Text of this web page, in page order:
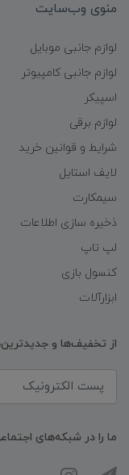
منوی وب‌سایت
لوازم جانبی موبایل
لوازم جانبی کامپیوتر
اسپیکر
لوازم برقی
شرایط و قوانین خرید
لایف استایل
سیمکارت
ذخیره سازی اطلاعات
لپ تاپ
کنسول بازی
ابزارآلات
از تخفیف‌ها و
ما را در شبکه‌های